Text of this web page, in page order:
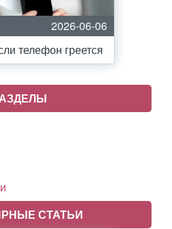
2026-06-06
телефон греется
СТАТЬИ